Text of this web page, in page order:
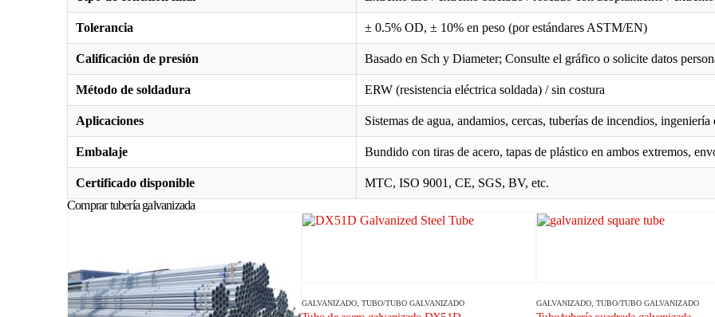
Tolerancia ± 0.5% OD, ± 10% en peso (por estándares ASTM/EN)
Calificación de presión Basado en Sch y Diameter; Consulte el gráfico o solicite datos
Método de soldadura ERW (resistencia eléctrica soldada) / sin costura
Aplicaciones Sistemas de agua, andamios, cercas, tuberías de incendios, ingeniería
Embalaje Bundido con tiras de acero, tapas de plástico en ambos extremos,
Certificado disponible
MTC, ISO 9001, CE, SGS, BV, etc.
Comprar tubería galvanizada
GALVANIZADO TUBO/TUBO GALVANIZADO GALVANIZADO TUBO/TUBO GALVANIZADO